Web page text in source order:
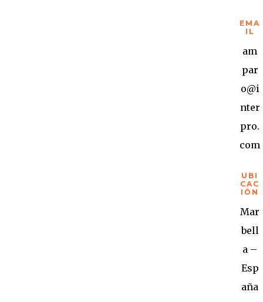
EMA
IL
am
par
o@i
nter
pro.
com
UBI
CAC
IÓN
Mar
bell
a –
Esp
aña